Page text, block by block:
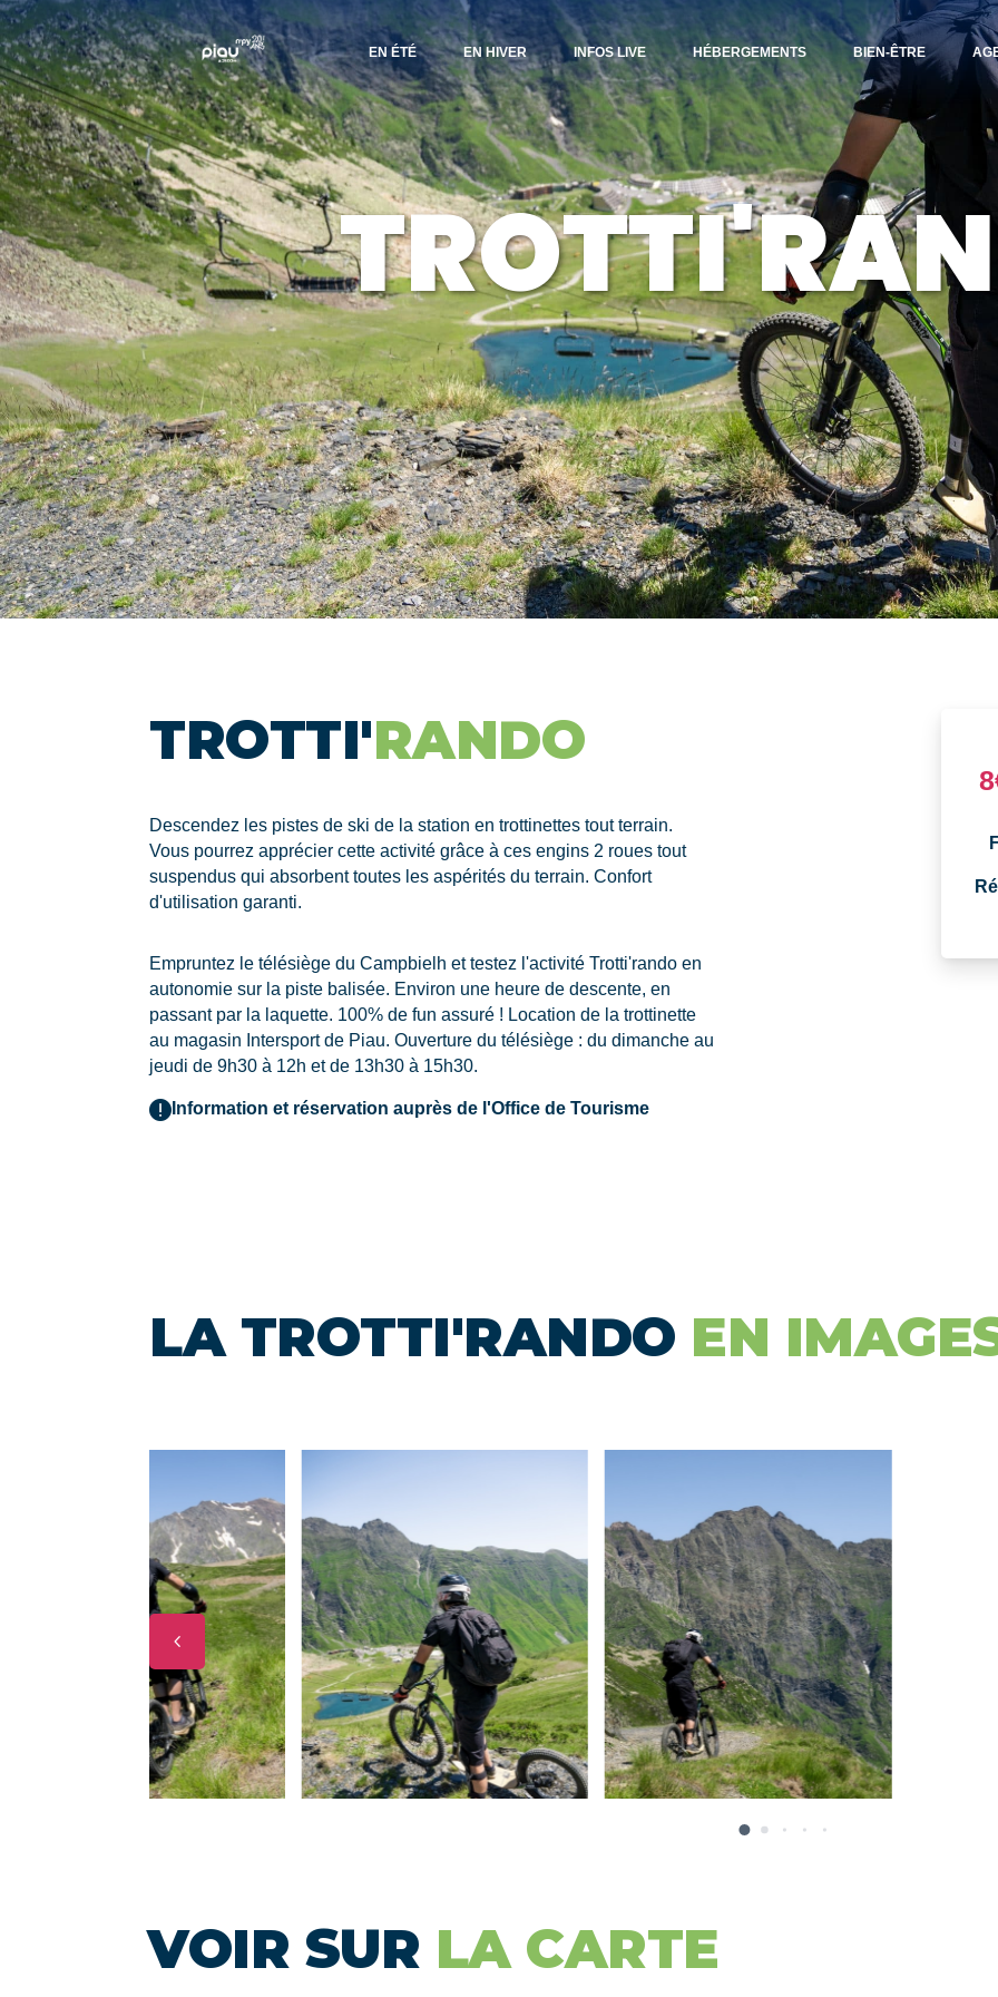
EN ÉTÉ EN HIVER INFOS LIVE HÉBERGEMENTS BIEN-ÊTRE
TROTTI'RANDO
Descendez les pistes de ski de la station en trottinettes tout terrain.
Vous pourrez apprécier cette activité grâce à ces engins 2 roues tout
suspendus qui absorbent toutes les aspérités du terrain. Confort
d'utilisation garanti.
Empruntez le télésiège du Campbielh et testez l'activité Trotti'rando en
autonomie sur la piste balisée. Environ une heure de descente, en
passant par la laquette. 100% de fun assuré ! Location de la trottinette
au magasin Intersport de Piau. Ouverture du télésiège : du dimanche au
jeudi de 9h30 à 12h et de 13h30 à 15h30.
Information et réservation auprès de l'Office de Tourisme
LA TROTTI'RANDO EN
4
VOIR SUR LA CARTE